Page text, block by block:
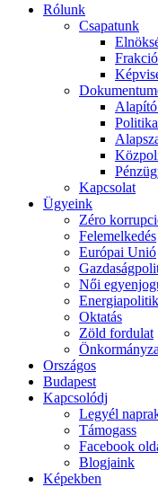
Rólunk
Csapatunk
Frakció
Kapcsolat
Ügyeink
Zéro
Felemelkedés
Európai Unió
Női
Oktatás
Zöld fordulat
Országos
Budapest
Kapcsolódj
Legyél
Támogass
Facebook
Blogjaink
Képekben